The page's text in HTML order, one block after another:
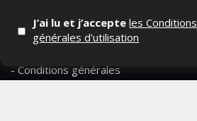
J’ai lu et j’accepteles Conditions
générales d'utilisation
- Qui sommes-nous ?
- Contactez-nous
- Conditions générales